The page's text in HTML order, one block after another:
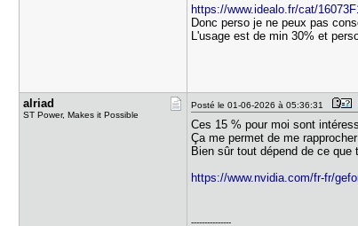
https://www.idealo.fr/cat/
Donc perso je ne peux pas
L'usage est de min 30% et
alriad
ST Power, Makes it Possible
Posté le 01-06-2026 à 05:36:31
Ces 15 % pour moi sont
Ça me permet de me
Bien sûr tout dépend de ce
https://www.nvidia.com/fr-fr/
---------------